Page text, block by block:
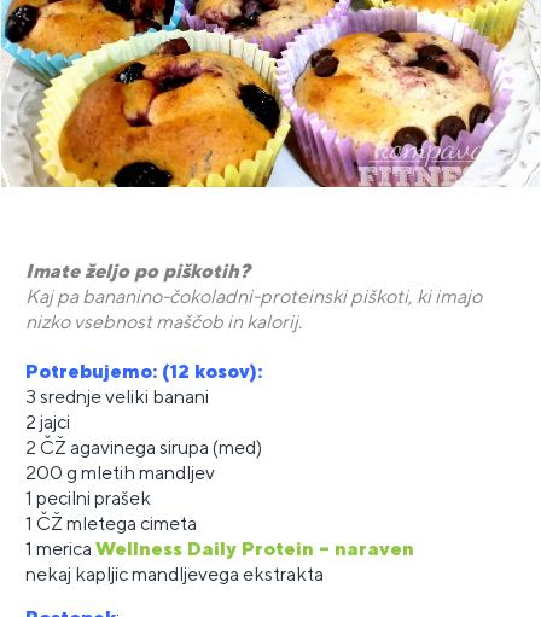
Imate željo po piškotih?
Kaj pa bananino-čokoladni-proteinski piškoti, ki imajo
nizko vsebnost maščob in kalorij.
Potrebujemo: (12 kosov):
3 srednje veliki banani
2 jajci
2 ČŽ agavinega sirupa (med)
200 g mletih mandljev
1 pecilni prašek
1 ČŽ mletega cimeta
1 merica Wellness Daily Protein – naraven
nekaj kapljic mandljevega ekstrakta